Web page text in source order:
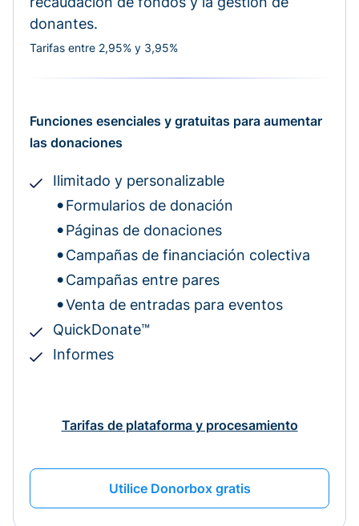
donantes.
Tarifas entre 2,95% y 3,95%
Funciones esenciales y gratuitas para aumentar
las donaciones
Ilimitado y personalizable
Formularios de donación
Páginas de donaciones
Campañas de financiación colectiva
Campañas entre pares
Venta de entradas para eventos
QuickDonate™
Informes
Tarifas de plataforma y procesamiento
Utilice Donorbox gratis